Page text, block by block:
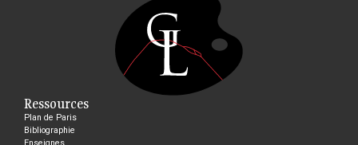
Ressources
Plan de Paris
Bibliographie
Enseignes